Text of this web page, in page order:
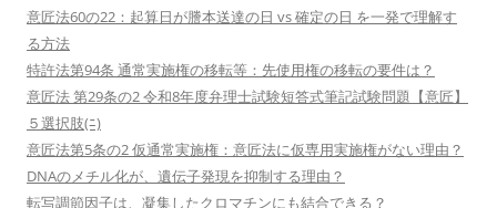
意匠法60の22：起算日が謄本送達の日 vs 確定の日 を一発で理解す
る方法
特許法第94条 通常実施権の移転等：先使用権の移転の要件は？
意匠法 第29条の2 令和8年度弁理士試験短答式筆記試験問題【意匠】
５選択肢(ﾆ)
意匠法第5条の2 仮通常実施権：意匠法に仮専用実施権がない理由？
DNAのメチル化が、遺伝子発現を抑制する理由？
転写調節因子は、凝集したクロマチンにも結合できる？